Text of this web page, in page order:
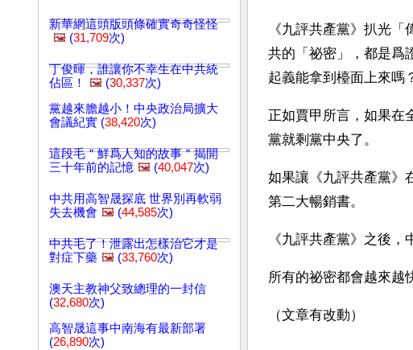
新華網這頭版頭條確實奇奇怪怪
🖼️ (31,709次)
丁俊暉，誰讓你不幸生在中共統
佔區！
🖼️ (30,337次)
黨越來膽越小！中央政治局擴大
會議紀實 (38,420次)
這段毛＂鮮爲人知的故事＂揭開
三十年前的記憶 🖼️ (40,047次)
中共用高智晟探底 世界別再軟弱
失去機會 🖼️ (44,585次)
中共毛了！泄露出怎樣治它才是
對症下藥 🖼️ (33,760次)
澳天主教神父致總理的一封信
(32,680次)
高智晟這事中南海有最新部署
(26,890次)
《九評共產黨》扒光
共的「祕密」，都是爲
起義能拿到檯面上來嗎
正如賈甲所言，如果在
黨就剩黨中央了。
如果讓《九評共產黨》
第二大暢銷書。
《九評共產黨》之後
所有的祕密都會越來越
（文章有改動）